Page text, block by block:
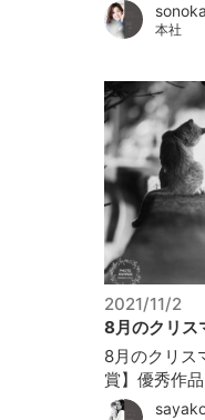
sonoka
本社
2021/11/2
8月のクリ
8月のクリ
賞】優秀作